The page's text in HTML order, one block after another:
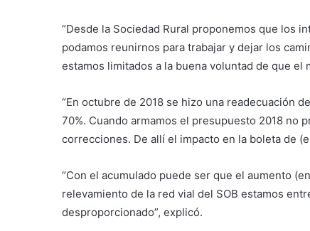
“Desde la Sociedad Rural proponemos que los
podamos reunirnos para trabajar y dejar los
estamos limitados a la buena voluntad de que el
“En octubre de 2018 se hizo una readecuación
70%. Cuando armamos el presupuesto 2018 no
correcciones. De allí el impacto en la boleta de
“Con el acumulado puede ser que el aumento
relevamiento de la red vial del SOB estamos
desproporcionado”, explicó.